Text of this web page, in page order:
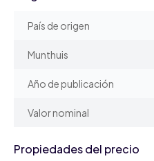
País de origen
Munthuis
Año de publicación
Valor nominal
Propiedades del precio